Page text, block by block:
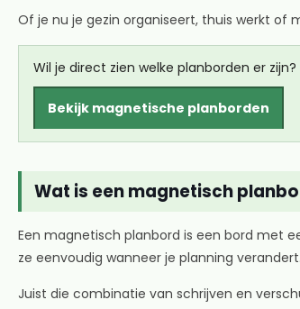
Of je nu je gezin organiseert, thuis werkt
Wil je direct zien welke planborden er
Bekijk magnetische planborden
Wat is een magnetisch
Een magnetisch planbord is een bord met
ze eenvoudig wanneer je planning verandert.
Juist die combinatie van schrijven en